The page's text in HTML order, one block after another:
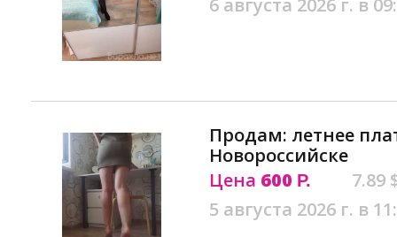
6 августа 2026 г. в
Продам: летнее
Новороссийске
Цена 600 Р.
7.89
5 августа 2026 г. в